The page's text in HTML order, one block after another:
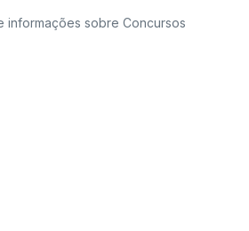
informações sobre Concursos